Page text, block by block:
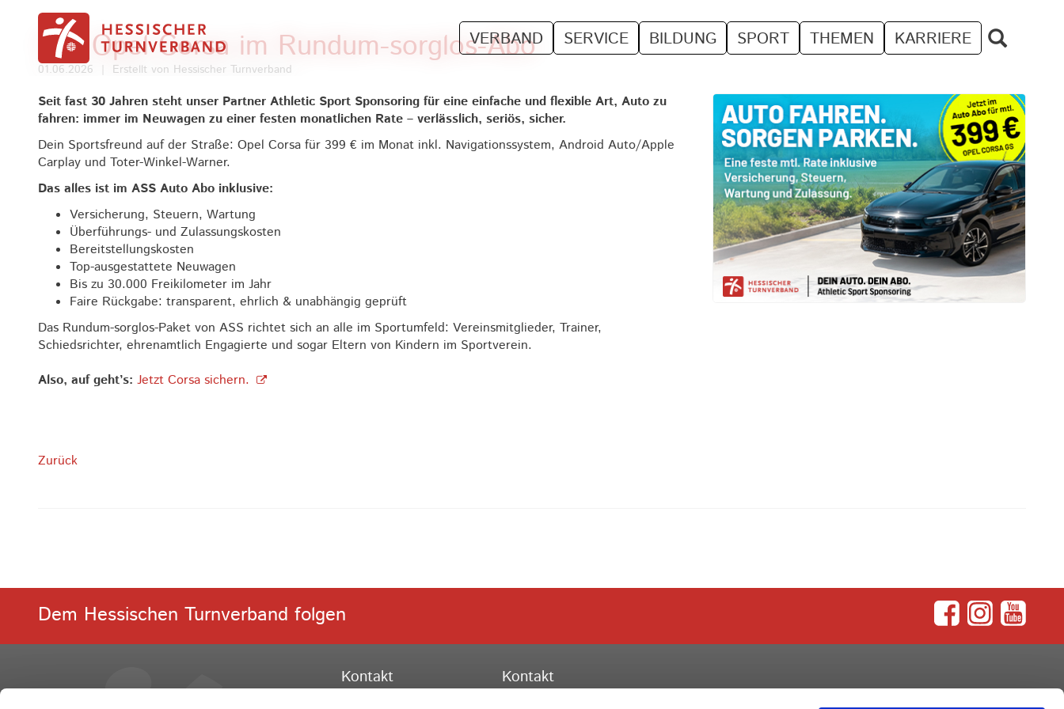
VERBAND SERVICE BILDUNG SPORT THEMEN KARRIERE
Der Opel Corsa im Rundum-sorglos-Abo
01.06.2026 Erstellt von Hessischer Turnverband
Seit fast 30 Jahren steht unser Partner Athletic Sport Sponsoring für eine einfache und flexible Art, Auto zu
fahren: immer im Neuwagen zu einer festen monatlichen Rate – verlässlich, seriös, sicher.
Dein Sportsfreund auf der Straße: Opel Corsa für 399 € im Monat inkl. Navigationssystem, Android Auto/Apple
Carplay und Toter-Winkel-Warner.
Das alles ist im ASS Auto Abo inklusive:
Versicherung, Steuern, Wartung
Überführungs- und Zulassungskosten
Bereitstellungskosten
Top-ausgestattete Neuwagen
Bis zu 30.000 Freikilometer im Jahr
Faire Rückgabe: transparent, ehrlich & unabhängig geprüft
Das Rundum-sorglos-Paket von ASS richtet sich an alle im Sportumfeld: Vereinsmitglieder, Trainer,
Schiedsrichter, ehrenamtlich Engagierte und sogar Eltern von Kindern im Sportverein.
Also, auf geht’s: Jetzt Corsa sichern.
Zurück
Dem Hessischen Turnverband folgen
Kontakt Kontakt